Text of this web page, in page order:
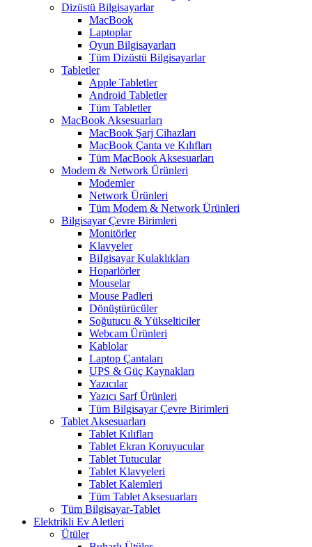
Dizüstü Bilgisayarlar
MacBook
Laptoplar
Oyun Bilgisayarları
Tüm Dizüstü Bilgisayarlar
Tabletler
Apple Tabletler
Android Tabletler
Tüm Tabletler
MacBook Aksesuarları
MacBook Şarj Cihazları
MacBook Çanta ve Kılıfları
Tüm MacBook Aksesuarları
Modem & Network Ürünleri
Modemler
Network Ürünleri
Tüm Modem & Network Ürünleri
Bilgisayar Çevre Birimleri
Monitörler
Klavyeler
BiIgisayar Kulaklıkları
Hoparlörler
Mouselar
Mouse Padleri
Dönüştürücüler
Soğutucu & Yükselticiler
Webcam Ürünleri
Kablolar
Laptop Çantaları
UPS & Güç Kaynakları
Yazıcılar
Yazıcı Sarf Ürünleri
Tüm Bilgisayar Çevre Birimleri
Tablet Aksesuarları
Tablet Kılıfları
Tablet Ekran Koruyucular
Tablet Tutucular
Tablet Klavyeleri
Tablet Kalemleri
Tüm Tablet Aksesuarları
Tüm Bilgisayar-Tablet
Elektrikli Ev Aletleri
Ütüler